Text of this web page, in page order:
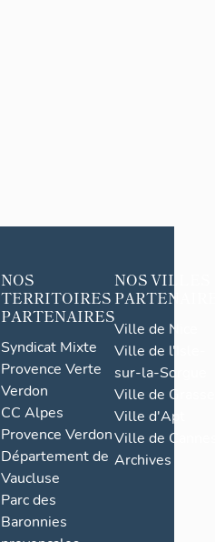
NOS
TERRITOIRES
PARTENAIRES
Syndicat Mixte
Provence Verte
Verdon
CC Alpes
Provence Verdon
Département de
Vaucluse
Parc des
Baronnies
NOS VILLES
Ville de Nice
Ville de l'Isle-
sur-la-Sorgue
Ville de Grasse
Ville d'Apt
Ville de
Archives